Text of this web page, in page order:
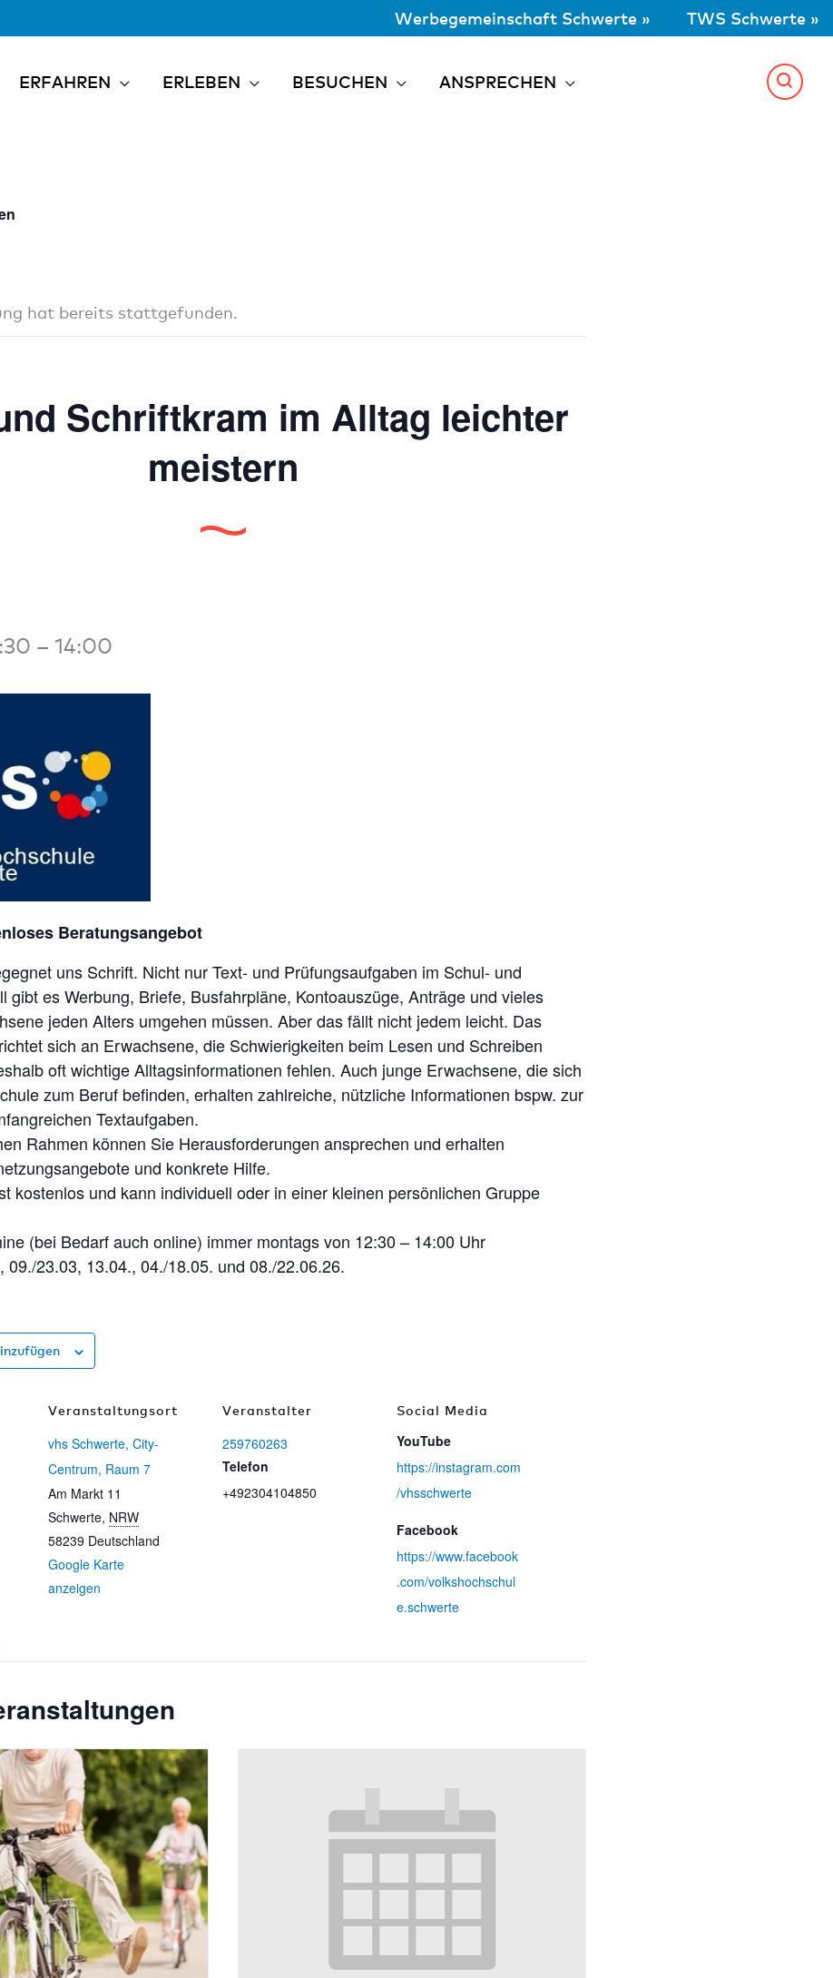
Werbegemeinschaft Schwerte » TWS Schwerte »
ERFAHREN ERLEBEN BESUCHEN ANSPRECHEN
hat bereits stattgefunden.
Schriftkram im Alltag leichter
meistern
– 14:00
Beratungsangebot
uns Schrift. Nicht nur Text- und Prüfungsaufgaben im Schul- und
gibt es Werbung, Briefe, Busfahrpläne, Kontoauszüge, Anträge und vieles
jeden Alters umgehen müssen. Aber das fällt nicht jedem leicht. Das
sich an Erwachsene, die Schwierigkeiten beim Lesen und Schreiben
oft wichtige Alltagsinformationen fehlen. Auch junge Erwachsene, die sich
zum Beruf befinden, erhalten zahlreiche, nützliche Informationen bspw. zur
Textaufgaben.
Rahmen können Sie Herausforderungen ansprechen und erhalten
und konkrete Hilfe.
kostenlos und kann individuell oder in einer kleinen persönlichen Gruppe
(bei Bedarf auch online) immer montags von 12:30 – 14:00 Uhr
09./23.03, 13.04., 04./18.05. und 08./22.06.26.
Veranstaltungsort
vhs Schwerte, City-
Centrum, Raum 7
Am Markt 11
Schwerte, NRW
58239 Deutschland
Google Karte
anzeigen
Veranstalter
259760263
Telefon
+492304104850
Social Media
YouTube
https://instagram.com
/vhsschwerte
Facebook
https://www.facebook
.com/volkshochschul
e.schwerte